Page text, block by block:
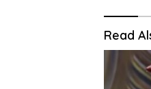
Read